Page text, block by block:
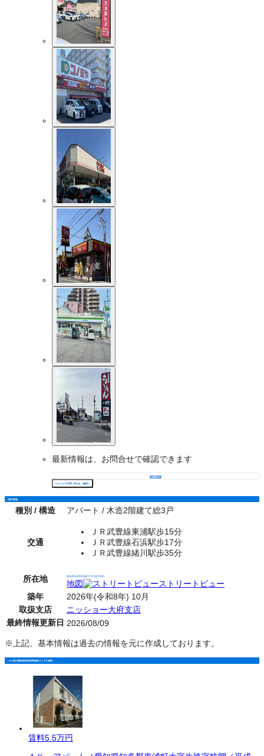
最新情報は、お問合せで確認できます
物件の詳細
フォームでお問い合わせ（無料）
物件情報
種別 / 構造 アパート / 木造2階建て総3戸
交通
ＪＲ武豊線東浦駅歩15分
ＪＲ武豊線石浜駅歩17分
ＪＲ武豊線緒川駅歩35分
所在地 愛知県知多郡東浦町大字生路字浜田
地図
ストリートビュー
築年
2026年(令和8年) 10月
取扱支店
ニッショー大府支店
最終情報更新日 2026/08/09
※上記、基本情報は過去の情報を元に作成しております。
その他の愛知県知多郡東浦町の１Ｒの物件
賃料5.5万円